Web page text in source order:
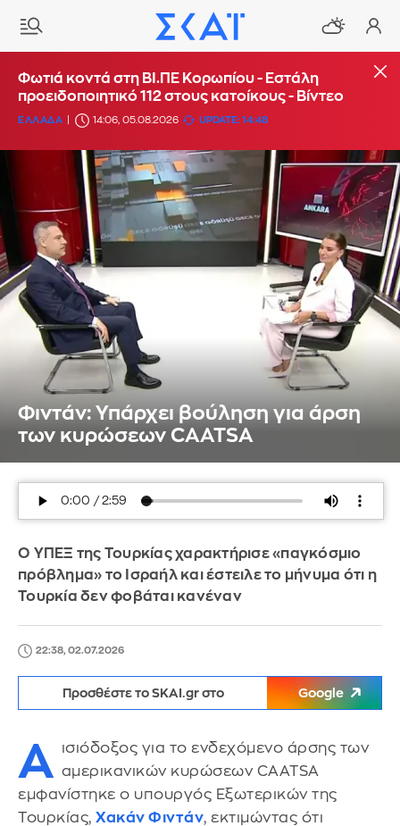
Φωτιά κοντά στη ΒΙ.ΠΕ Κορωπίου - Εστάλη
προειδοποιητικό 112 στους κατοίκους - Βίντεο
ΕΛΛΑΔΑ 14:06, 05.08.2026 UPDATE: 14:48
Φιντάν: Υπάρχει βούληση για άρση
των κυρώσεων CAATSA
Ο ΥΠΕΞ της Τουρκίας χαρακτήρισε «παγκόσμιο
πρόβλημα» το Ισραήλ και έστειλε το μήνυμα ότι η
Τουρκία δεν φοβάται κανέναν
22:38, 02.07.2026
Προσθέστε το SKAI.gr στο Google
Α ισιόδοξος για το ενδεχόμενο άρσης των
αμερικανικών κυρώσεων CAATSA
εμφανίστηκε ο υπουργός Εξωτερικών της
Τουρκίας, Χακάν Φιντάν, εκτιμώντας ότι